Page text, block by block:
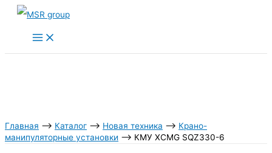
Перейти
содержимому
Главная ⟶ Каталог ⟶ Новая техника ⟶ Крано-
манипуляторные установки ⟶ КМУ XCMG SQZ330-6